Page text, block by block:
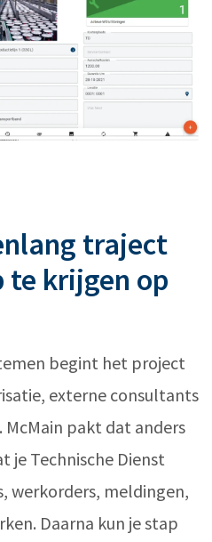
traject
te krijgen op
begint het project
externe consultants
pakt dat anders
je Technische Dienst
werkorders, meldingen,
Daarna kun je stap